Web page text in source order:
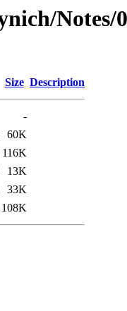
Size Description
-
60K
116K
13K
33K
108K